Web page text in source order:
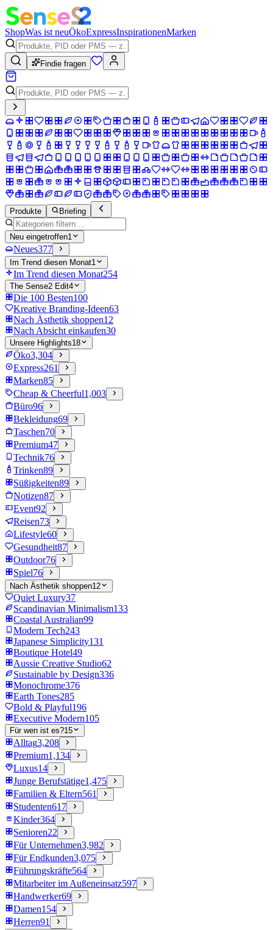
ShopWas ist neuÖkoExpressInspirationenMarken
Findie fragen
Produkte Briefing
Neu eingetroffen1
Neues377
Im Trend diesen Monat1
Im Trend diesen Monat254
The Sense2 Edit4
Die 100 Besten100
Kreative Branding-Ideen63
Nach Ästhetik shoppen12
Nach Absicht einkaufen30
Unsere Highlights18
Öko3,304
Express261
Marken85
Cheap & Cheerful1,003
Büro96
Bekleidung69
Taschen70
Premium47
Technik76
Trinken89
Süßigkeiten89
Notizen87
Event92
Reisen73
Lifestyle60
Gesundheit87
Outdoor76
Spiel76
Nach Ästhetik shoppen12
Quiet Luxury37
Scandinavian Minimalism133
Coastal Australian99
Modern Tech243
Japanese Simplicity131
Boutique Hotel49
Aussie Creative Studio62
Sustainable by Design336
Monochrome376
Earth Tones285
Bold & Playful196
Executive Modern105
Für wen ist es?15
Alltag3,208
Premium1,134
Luxus14
Junge Berufstätige1,475
Familien & Eltern561
Studenten617
Kinder364
Senioren22
Für Unternehmen3,982
Für Endkunden3,075
Führungskräfte564
Mitarbeiter im Außeneinsatz597
Handwerker69
Damen154
Herren91